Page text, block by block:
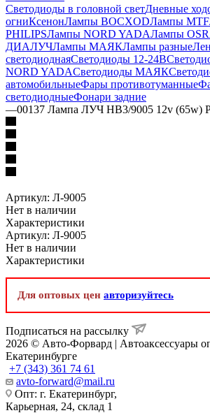
Светодиоды в головной светДневные
огниКсенонЛампы BOCXODЛампы MTF
PHILIPSЛампы NORD YADAЛампы
ДИАЛУЧЛампы МАЯКЛампы разные
светодиоднаяСветодиоды 12-24В
NORD YADAСветодиоды МАЯК
автомобильныеФары противотуманные
светодиодныеФонари задние
—00137 Лампа ЛУЧ НВ3/9005 12v (65w)
Артикул: Л-9005
Нет в наличии
Характеристики
Артикул: Л-9005
Нет в наличии
Характеристики
Для оптовых цен авторизуйтесь
Подписаться на рассылку
2026 © Авто-Форвард | Автоаксессуары
Екатеринбурге
+7 (343) 361 74 61
avto-forward@mail.ru
Опт: г. Екатеринбург,
Карьерная, 24, склад 1